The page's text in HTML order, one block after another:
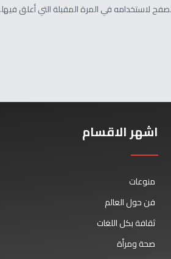
لاستخدامه في المرة المقبلة التي أعلق فيها.
اشهر الاقسام
منوعات
فن حول العالم
ثقافة بكل اللغات
صحة ومرأة